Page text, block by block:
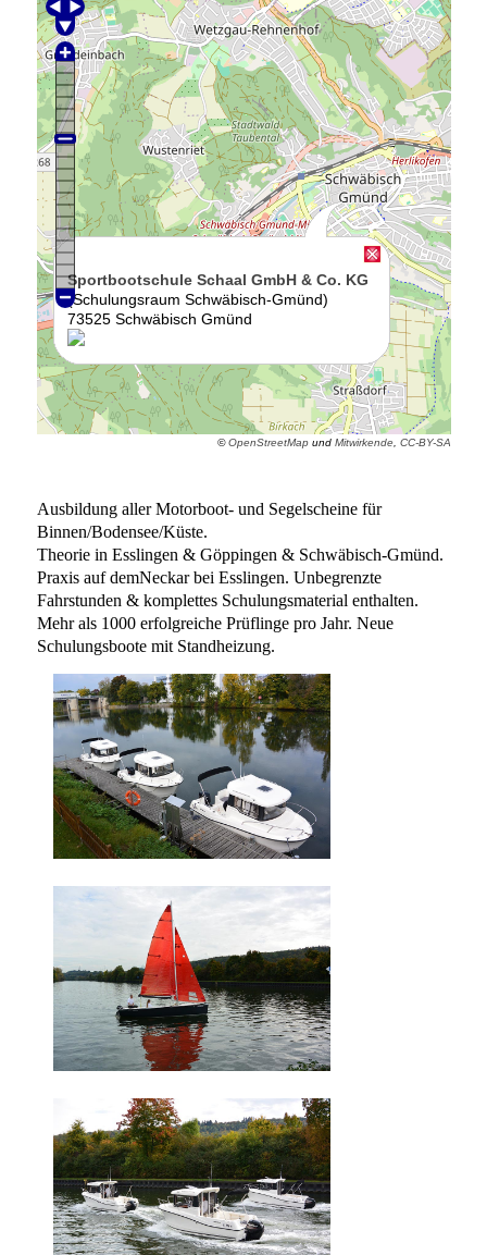
Ausbildung aller Motorboot- und Segelscheine für
Binnen/Bodensee/Küste.
Theorie in Esslingen & Göppingen & Schwäbisch-Gmünd.
Praxis auf demNeckar bei Esslingen. Unbegrenzte
Fahrstunden & komplettes Schulungsmaterial enthalten.
Mehr als 1000 erfolgreiche Prüflinge pro Jahr. Neue
Schulungsboote mit Standheizung.